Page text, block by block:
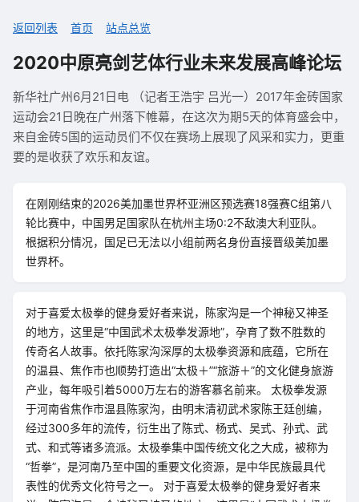
返回列表 首页 站点总览
2020中原亮剑艺体行业未来发展高峰论坛
新华社广州6月21日电 （记者王浩宇 吕光一）2017年金砖国家
运动会21日晚在广州落下帷幕，在这次为期5天的体育盛会中，
来自金砖5国的运动员们不仅在赛场上展现了风采和实力，更重
要的是收获了欢乐和友谊。
在刚刚结束的2026美加墨世界杯亚洲区预选赛18强赛C组第八
轮比赛中，中国男足国家队在杭州主场0:2不敌澳大利亚队。
根据积分情况，国足已无法以小组前两名身份直接晋级美加墨
世界杯。
对于喜爱太极拳的健身爱好者来说，陈家沟是一个神秘又神圣
的地方，这里是“中国武术太极拳发源地”，孕育了数不胜数的
传奇名人故事。依托陈家沟深厚的太极拳资源和底蕴，它所在
的温县、焦作市也顺势打造出“太极＋”“旅游＋”的文化健身旅游
产业，每年吸引着5000万左右的游客慕名前来。 太极拳发源
于河南省焦作市温县陈家沟，由明末清初武术家陈王廷创编，
经过300多年的流传，衍生出了陈式、杨式、吴式、孙式、武
式、和式等诸多流派。太极拳集中国传统文化之大成，被称为
“哲拳”，是河南乃至中国的重要文化资源，是中华民族最具代
表性的优秀文化符号之一。 对于喜爱太极拳的健身爱好者来